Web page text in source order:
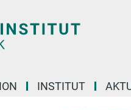
INSTITUT